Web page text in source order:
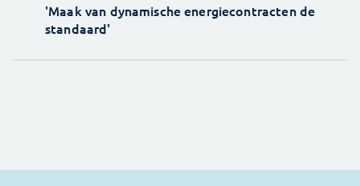
'Maak van dynamische energiecontracten de
standaard'